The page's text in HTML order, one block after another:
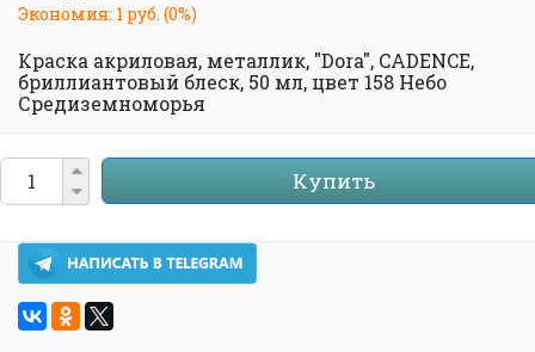
Экономия: 1 руб. (0%)
Краска акриловая, металлик, "Dora", CADENCE,
бриллиантовый блеск, 50 мл, цвет 158 Небо
Средиземноморья
Купить